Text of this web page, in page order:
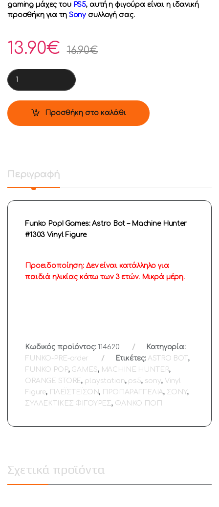
gaming μάχες του PS5, αυτή η φιγούρα είναι η ιδανική
προσθήκη για τη Sony συλλογή σας.
13.90€ 16.90€
Funko Pop! Games: Astro Bot - Machine Hunter #1303 Vinyl
Προσθήκη στο καλάθι
Περιγραφή
Funko Pop! Games: Astro Bot – Machine Hunter
#1303 Vinyl Figure
Προειδοποίηση: Δεν είναι κατάλληλο για
παιδιά ηλικίας κάτω των 3 ετών. Μικρά μέρη.
Κωδικός προϊόντος:114620
Κατηγορία:
FUNKO-PRE-order
Ετικέτες: ASTRO BOT ,
FUNKO POP, GAMES, MACHINE HUNTER,
ORANGE STORE, playstation, ps5, sony, Vinyl
Figure, ΠΛΕΪΣΤΕΪΣΟΝ, ΠΡΟΠΑΡΑΓΓΕΛΙΑ, ΣΟΝΥ,
ΣΥΛΛΕΚΤΙΚΕΣ ΦΙΓΟΥΡΕΣ, ΦΑΝΚΟ ΠΟΠ
Σχετικά προϊόντα